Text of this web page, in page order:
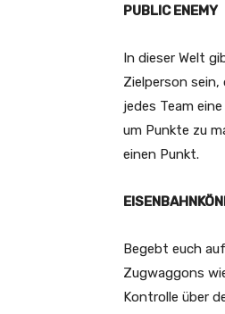
PUBLIC ENEMY
In dieser Welt
Zielperson
jedes Team
um Punkte zu
einen Punkt.
Begebt euch
Zugwaggons
Kontrolle über